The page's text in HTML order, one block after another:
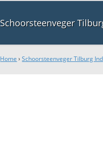
Schoorsteenveger
Home ›Schoorsteenveger Tilburg